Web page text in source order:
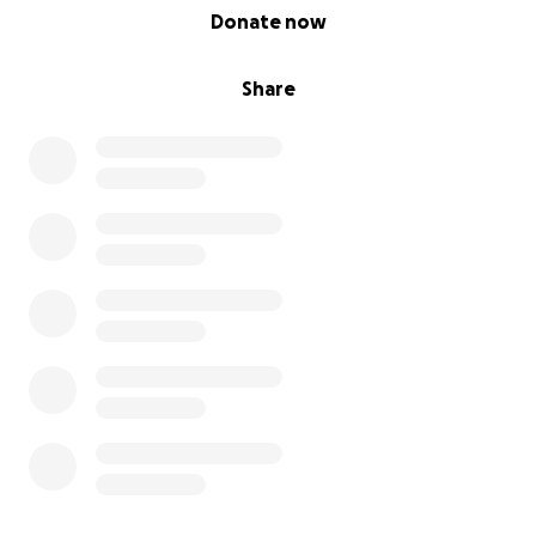
Share
Donate now
Un grand merci pour lui et pour Bibou !
_______________________